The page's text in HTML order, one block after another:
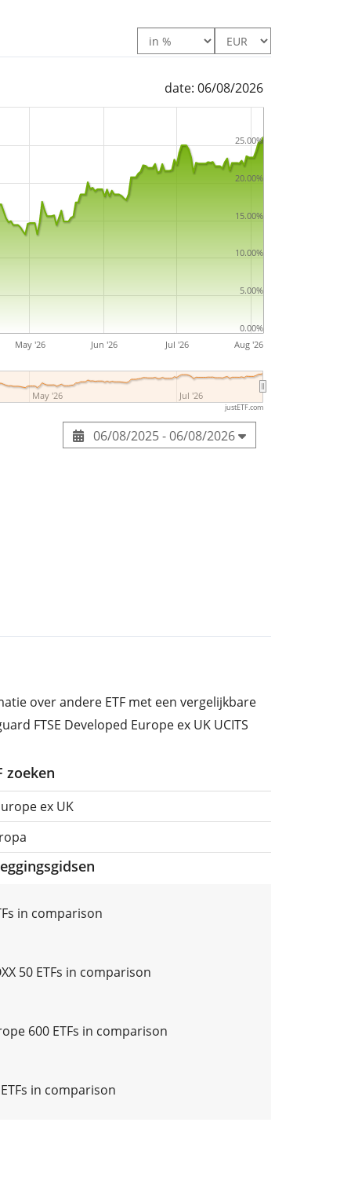
the underlying index byfull replication
The dividends in the ETF are
with1.466m Euro assets under
launched on 23 juli 2019and isdomiciled in
date: 06/08/2026
May '26 Jun '26 Jul '26 Aug '26
May '26 Jul '26
0.00%
5.00%
10.00%
15.00%
20.00%
25.00%
justETF.com
06/08/2025 - 06/08/2026
over andere ETF met een vergelijkbare
FTSE Developed Europe ex UK UCITS
zoeken
ex UK
in comparison
50 ETFs in comparison
600 ETFs in comparison
in comparison